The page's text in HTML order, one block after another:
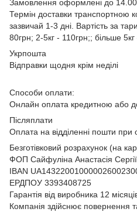
Замовлення оформлені до 14.00
Термін доставки транспортною
зазвичай 1-3 дні. Вартість за
80грн; 2-5кг - 110грн;; більше
Укрпошта
Відправки щодня крім неділі
Способи оплати:
Онлайн оплата кредитною або
Післяплати
Оплата на відділенні пошти при
Безготівковий розрахунок (на
ФОП Сайфуліна Анастасія
IBAN
ЕРДПОУ 3393408725
Гарантія від виробника 12
Компанія здійснює повернення